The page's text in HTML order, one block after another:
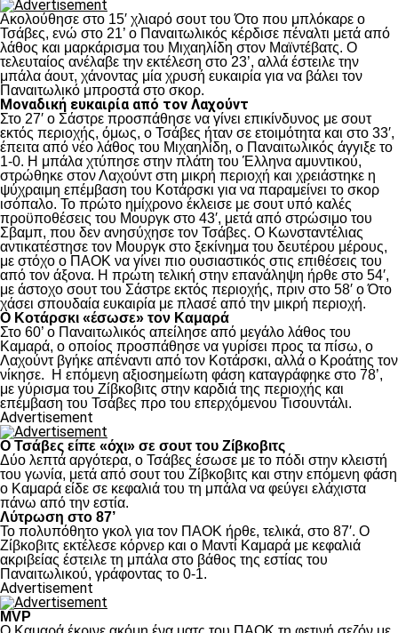
Ακολούθησε στο 15′ χλιαρό σουτ του Ότο που μπλόκαρε ο
Τσάβες, ενώ στο 21’ ο Παναιτωλικός κέρδισε πέναλτι μετά από
λάθος και μαρκάρισμα του Μιχαηλίδη στον Μαϊντέβατς. Ο
τελευταίος ανέλαβε την εκτέλεση στο 23’, αλλά έστειλε την
μπάλα άουτ, χάνοντας μία χρυσή ευκαιρία για να βάλει τον
Παναιτωλικό μπροστά στο σκορ.
Μοναδική ευκαιρία από τον Λαχούντ
Στο 27′ ο Σάστρε προσπάθησε να γίνει επικίνδυνος με σουτ
εκτός περιοχής, όμως, ο Τσάβες ήταν σε ετοιμότητα και στο 33′,
έπειτα από νέο λάθος του Μιχαηλίδη, ο Παναιτωλικός άγγιξε το
1-0. Η μπάλα χτύπησε στην πλάτη του Έλληνα αμυντικού,
στρώθηκε στον Λαχούντ στη μικρή περιοχή και χρειάστηκε η
ψύχραιμη επέμβαση του Κοτάρσκι για να παραμείνει το σκορ
ισόπαλο. Το πρώτο ημίχρονο έκλεισε με σουτ υπό καλές
προϋποθέσεις του Μουργκ στο 43′, μετά από στρώσιμο του
Σβαμπ, που δεν ανησύχησε τον Τσάβες. Ο Κωνσταντέλιας
αντικατέστησε τον Μουργκ στο ξεκίνημα του δευτέρου μέρους,
με στόχο ο ΠΑΟΚ να γίνει πιο ουσιαστικός στις επιθέσεις του
από τον άξονα. Η πρώτη τελική στην επανάληψη ήρθε στο 54′,
με άστοχο σουτ του Σάστρε εκτός περιοχής, πριν στο 58′ ο Ότο
χάσει σπουδαία ευκαιρία με πλασέ από την μικρή περιοχή.
Ο Κοτάρσκι «έσωσε» τον Καμαρά
Στο 60’ ο Παναιτωλικός απείλησε από μεγάλο λάθος του
Καμαρά, ο οποίος προσπάθησε να γυρίσει προς τα πίσω, ο
Λαχούντ βγήκε απέναντι από τον Κοτάρσκι, αλλά ο Κροάτης τον
νίκησε. Η επόμενη αξιοσημείωτη φάση καταγράφηκε στο 78’,
με γύρισμα του Ζίβκοβιτς στην καρδιά της περιοχής και
επέμβαση του Τσάβες προ του επερχόμενου Τισουντάλι.
Advertisement
Ο Τσάβες είπε «όχι» σε σουτ του Ζίβκοβιτς
Δύο λεπτά αργότερα, ο Τσάβες έσωσε με το πόδι στην κλειστή
του γωνία, μετά από σουτ του Ζίβκοβιτς και στην επόμενη φάση
ο Καμαρά είδε σε κεφαλιά του τη μπάλα να φεύγει ελάχιστα
πάνω από την εστία.
Λύτρωση στο 87’
Το πολυπόθητο γκολ για τον ΠΑΟΚ ήρθε, τελικά, στο 87′. Ο
Ζίβκοβιτς εκτέλεσε κόρνερ και ο Μαντί Καμαρά με κεφαλιά
ακριβείας έστειλε τη μπάλα στο βάθος της εστίας του
Παναιτωλικού, γράφοντας το 0-1.
Advertisement
MVP